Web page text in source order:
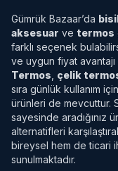
Gümrük Bazaar’da
aksesuar ve termos
farklı seçenek
ve uygun fiyat
Termos çelik
sıra günlük kullanım
ürünleri de mevcuttur.
sayesinde aradığınız
alternatifleri
bireysel hem de ticari
sunulmaktadır.